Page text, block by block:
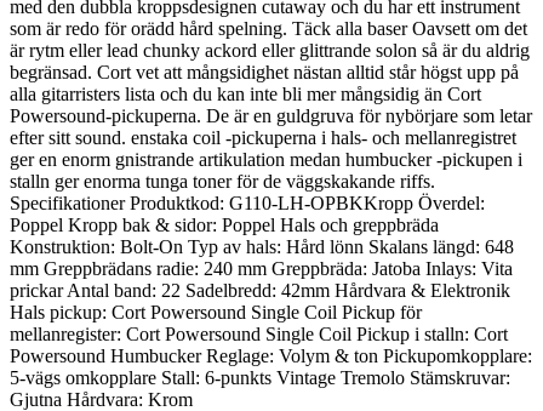
med den dubbla kroppsdesignen cutaway och du har ett instrument
som är redo för orädd hård spelning. Täck alla baser Oavsett om det
är rytm eller lead chunky ackord eller glittrande solon så är du aldrig
begränsad. Cort vet att mångsidighet nästan alltid står högst upp på
alla gitarristers lista och du kan inte bli mer mångsidig än Cort
Powersound-pickuperna. De är en guldgruva för nybörjare som letar
efter sitt sound. enstaka coil -pickuperna i hals- och mellanregistret
ger en enorm gnistrande artikulation medan humbucker -pickupen i
stalln ger enorma tunga toner för de väggskakande riffs.
Specifikationer Produktkod: G110-LH-OPBKKropp Överdel:
Poppel Kropp bak & sidor: Poppel Hals och greppbräda
Konstruktion: Bolt-On Typ av hals: Hård lönn Skalans längd: 648
mm Greppbrädans radie: 240 mm Greppbräda: Jatoba Inlays: Vita
prickar Antal band: 22 Sadelbredd: 42mm Hårdvara & Elektronik
Hals pickup: Cort Powersound Single Coil Pickup för
mellanregister: Cort Powersound Single Coil Pickup i stalln: Cort
Powersound Humbucker Reglage: Volym & ton Pickupomkopplare:
5-vägs omkopplare Stall: 6-punkts Vintage Tremolo Stämskruvar:
Gjutna Hårdvara: Krom